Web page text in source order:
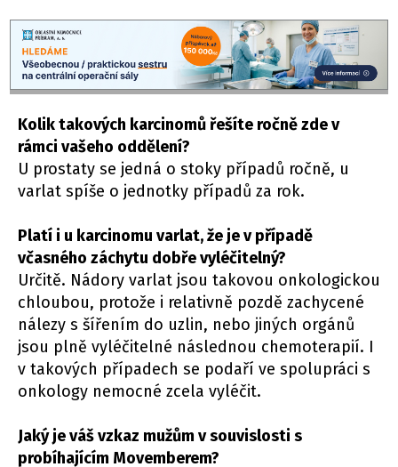
Kolik takových karcinomů řešíte ročně zde v
rámci vašeho oddělení?
U prostaty se jedná o stoky případů ročně, u
varlat spíše o jednotky případů za rok.
Platí i u karcinomu varlat, že je v případě
včasného záchytu dobře vyléčitelný?
Určitě. Nádory varlat jsou takovou onkologickou
chloubou, protože i relativně pozdě zachycené
nálezy s šířením do uzlin, nebo jiných orgánů
jsou plně vyléčitelné následnou chemoterapií. I
v takových případech se podaří ve spolupráci s
onkology nemocné zcela vyléčit.
Jaký je váš vzkaz mužům v souvislosti s
probíhajícím Movemberem?